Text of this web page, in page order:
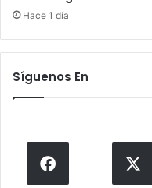
Hace 1 día
Síguenos En